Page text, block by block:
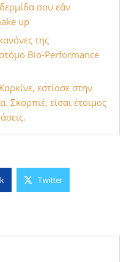
σου εάν
up
της
Bio-Performance
εστίασε στην
Σκορπιέ, είσαι έτοιμος
Twitter